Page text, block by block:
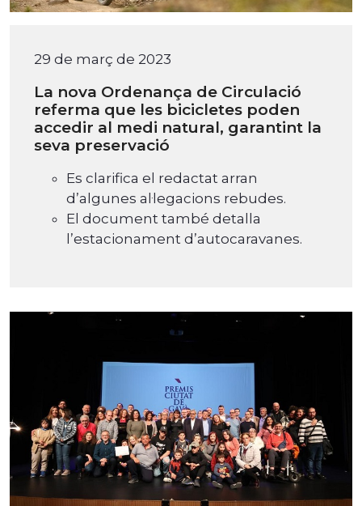
29 de març de 2023
La nova Ordenança de Circulació
referma que les bicicletes poden
accedir al medi natural, garantint la
seva preservació
Es clarifica el redactat arran
d’algunes al·legacions rebudes.
El document també detalla
l’estacionament d’autocaravanes.